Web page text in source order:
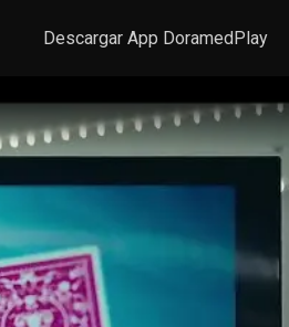
Descargar App DoramedPlay